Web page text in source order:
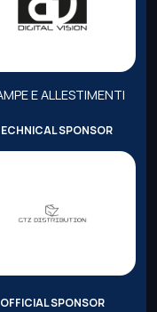
E ALLESTIMENTI
SPONSOR
OFFICIAL SPONSOR